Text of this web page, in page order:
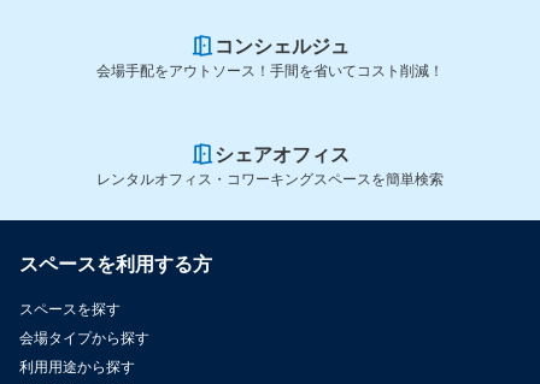
コンシェルジュ
会場手配をアウトソース！手間を省いてコスト削減！
シェアオフィス
レンタルオフィス・コワーキングスペースを簡単検索
スペースを利用する方
スペースを探す
会場タイプから探す
利用用途から探す